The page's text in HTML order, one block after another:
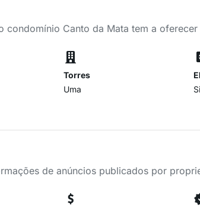
condomínio Canto da Mata tem a oferecer
Torres
Uma
de anúncios publicados por